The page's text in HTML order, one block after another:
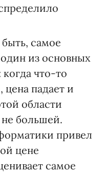
самое
из основных
что-то
цена падает и
области
большей.
привел
цене
самое